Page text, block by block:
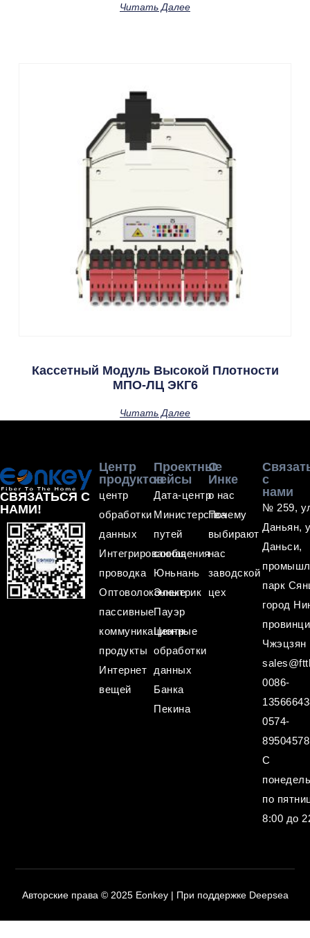
Читать Далее
Кассетный Модуль Высокой Плотности
МПО-ЛЦ ЭКГ6
Читать Далее
Центр
продуктов
центр
обработки
данных
Интегрированная
проводка
Оптоволоконные
пассивные
коммуникационные
продукты
Интернет
вещей
Проектные
кейсы
Дата-центр
Министерства
путей
сообщения
Юньнань
Электрик
Пауэр
Центр
обработки
данных
Банка
Пекина
О
Инке
о нас
Почему
выбирают
нас
заводской
цех
с
нами
№ 259,
Даньян,
Даньси,
парк
город
Чжэцзян
0086-
0574-
89504578
С
по
8:00 до
СВЯЗАТЬСЯ С
НАМИ!
Авторские права © 2025 Eonkey | При поддержке Deepsea